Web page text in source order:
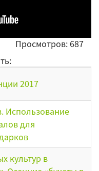
Просмотров: 687
2017
Использование
для
культур в